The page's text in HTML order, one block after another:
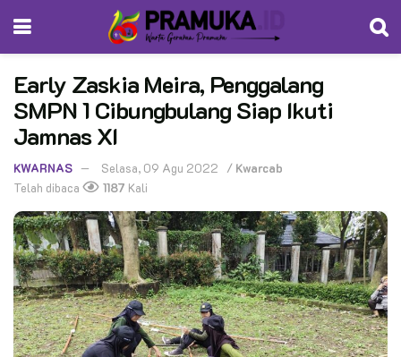
Early Zaskia Meira, Penggalang
SMPN 1 Cibungbulang Siap Ikuti
Jamnas XI
KWARNAS Selasa, 09 Agu 2022 / Kwarcab
Telah dibaca
1187 Kali